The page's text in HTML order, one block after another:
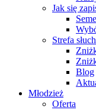
Jak się
Strefa
Blog
Młodzież
Oferta